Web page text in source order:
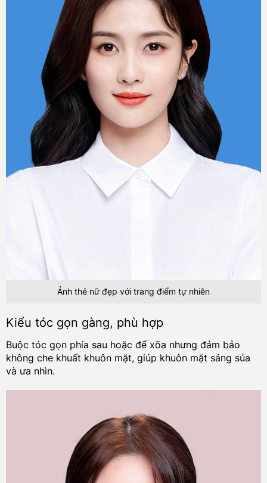
Ảnh thẻ nữ đẹp với trang điểm tự nhiên
Kiểu tóc gọn gàng, phù hợp
Buộc tóc gọn phía sau hoặc để xõa nhưng đảm bảo
không che khuất khuôn mặt, giúp khuôn mặt sáng sủa
và ưa nhìn.